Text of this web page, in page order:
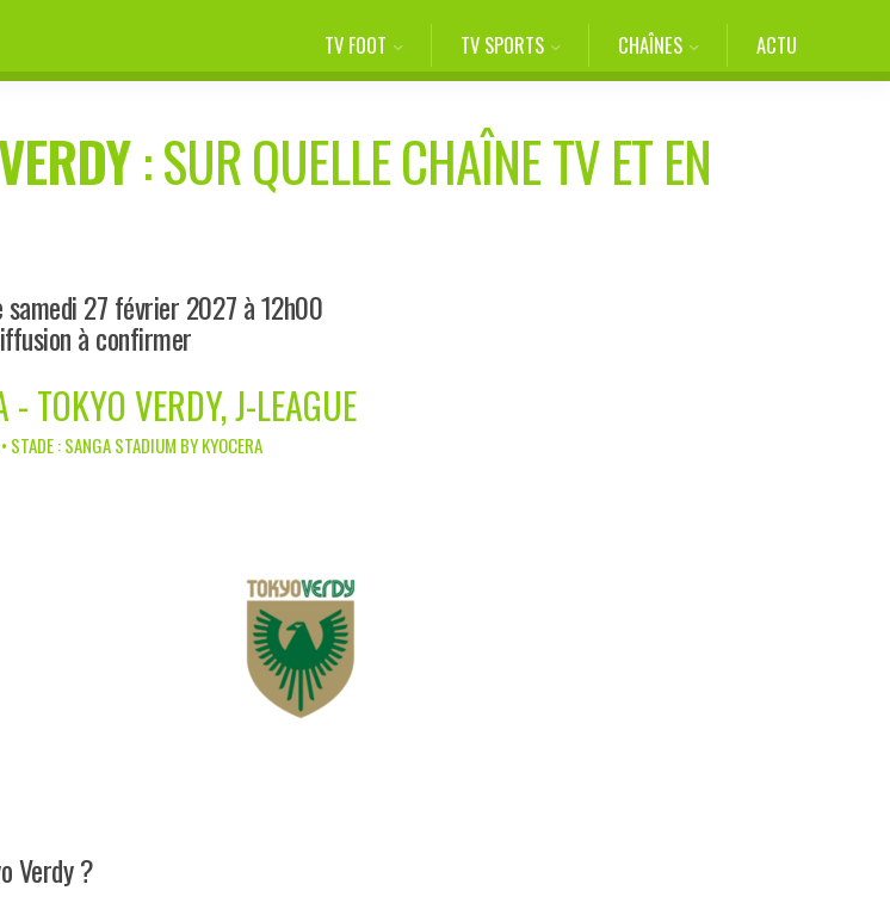
TV FOOT TV SPORTS CHAÎNES ACTU
: SUR QUELLE CHAÎNE TV ET EN
27 février 2027 à 12h00
à confirmer
- TOKYO VERDY, J-LEAGUE
STADE : SANGA STADIUM BY KYOCERA
Verdy ?